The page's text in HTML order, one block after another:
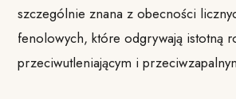
szczególnie znana z obecności
fenolowych, które odgrywają istotną
przeciwutleniającym i